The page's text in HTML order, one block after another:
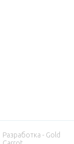
Разработка - Gold